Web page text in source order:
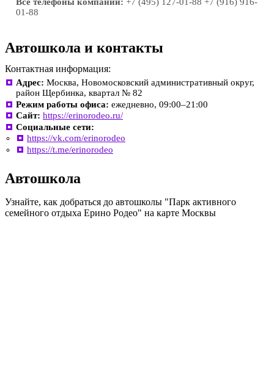
01-88
Автошкола и контакты
Контактная информация:
Адрес: Москва, Новомосковский административный округ,
район Щербинка, квартал № 82
Режим работы офиса: ежедневно, 09:00–21:00
Сайт: https://erinorodeo.ru/
Социальные сети:
https://vk.com/erinorodeo
https://t.me/erinorodeo
Автошкола
Узнайте, как добраться до автошколы "Парк активного
семейного отдыха Ерино Родео" на карте Москвы